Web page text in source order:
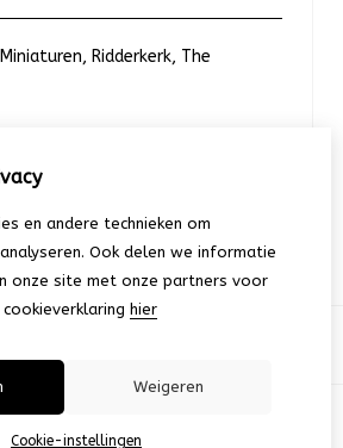
Ridderkerk, The
met ons op
en andere technieken om
Ook delen we informatie
onze site met onze partners voor
hier
Weigeren
Cookie-instellingen